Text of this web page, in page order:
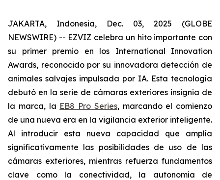
JAKARTA, Indonesia, Dec. 03, 2025 (GLOBE
NEWSWIRE) -- EZVIZ celebra un hito importante con
su primer premio en los International Innovation
Awards, reconocido por su innovadora detección de
animales salvajes impulsada por IA. Esta tecnología
debutó en la serie de cámaras exteriores insignia de
la marca, la EB8 Pro Series, marcando el comienzo
de una nueva era en la vigilancia exterior inteligente.
Al introducir esta nueva capacidad que amplía
significativamente las posibilidades de uso de las
cámaras exteriores, mientras refuerza fundamentos
clave como la conectividad, la autonomía de